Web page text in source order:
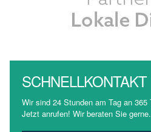
SCHNELLKONTAKT
Wir sind 24 Stunden am Tag an 365
Jetzt anrufen! Wir beraten Sie gerne.